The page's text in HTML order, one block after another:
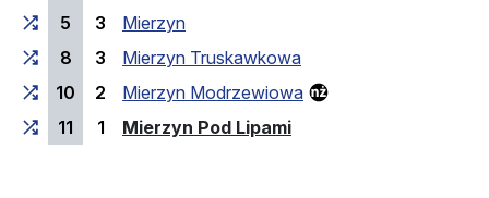
5
3
Mierzyn
8
3
Mierzyn Truskawkowa
10
2
Mierzyn Modrzewiowa
11
1 Mierzyn Pod Lipami(przystanek końcowy)